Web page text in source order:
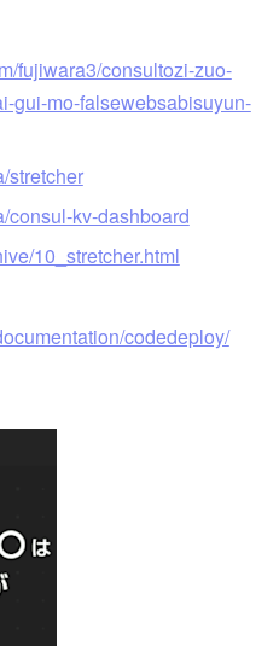
fujiwara3/consultozi-zuo-
gui-mo-falsewebsabisuyun-
stretcher
consul-kv-dashboard
10_stretcher.html
codedeploy/